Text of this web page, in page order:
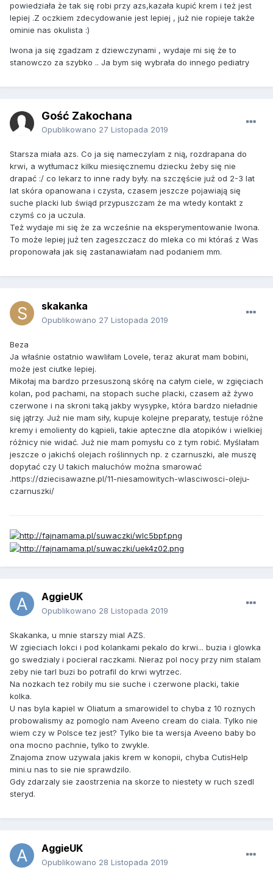
powiedziała że tak się robi przy azs,kazała kupić krem i też jest
lepiej .Z oczkiem zdecydowanie jest lepiej , już nie ropieje także
ominie nas okulista :)
Iwona ja się zgadzam z dziewczynami , wydaje mi się że to
stanowczo za szybko .. Ja bym się wybrała do innego pediatry
Gość Zakochana
Opublikowano 27 Listopada 2019
Starsza miała azs. Co ja się nameczylam z nią, rozdrapana do
krwi, a wytłumacz kilku miesięcznemu dziecku żeby się nie
drapać :/ co lekarz to inne rady były. na szczęście już od 2-3 lat
lat skóra opanowana i czysta, czasem jeszcze pojawiają się
suche placki lub świąd przypuszczam że ma wtedy kontakt z
czymś co ja uczula.
Też wydaje mi się że za wcześnie na eksperymentowanie Iwona.
To może lepiej już ten zageszczacz do mleka co mi któraś z Was
proponowała jak się zastanawiałam nad podaniem mm.
skakanka
Opublikowano 27 Listopada 2019
Beza
Ja właśnie ostatnio wawliłam Lovele, teraz akurat mam bobini,
może jest ciutke lepiej.
Mikołaj ma bardzo przesuszoną skórę na całym ciele, w zgięciach
kolan, pod pachami, na stopach suche placki, czasem aż żywo
czerwone i na skroni taką jakby wysypke, która bardzo nieładnie
się jątrzy. Już nie mam siły, kupuje kolejne preparaty, testuje różne
kremy i emolienty do kąpieli, takie apteczne dla atopików i wielkiej
różnicy nie widać. Już nie mam pomysłu co z tym robić. Myślałam
jeszcze o jakichś olejach roślinnych np. z czarnuszki, ale muszę
dopytać czy U takich maluchów można smarować
.https://dziecisawazne.pl/11-niesamowitych-wlasciwosci-oleju-
czarnuszki/
AggieUK
Opublikowano 28 Listopada 2019
Skakanka, u mnie starszy mial AZS.
W zgieciach lokci i pod kolankami pekalo do krwi... buzia i glowka
go swedzialy i pocieral raczkami. Nieraz pol nocy przy nim stalam
zeby nie tarl buzi bo potrafil do krwi wytrzec.
Na nozkach tez robily mu sie suche i czerwone placki, takie
kolka.
U nas byla kapiel w Oliatum a smarowidel to chyba z 10 roznych
probowalismy az pomoglo nam Aveeno cream do ciala. Tylko nie
wiem czy w Polsce tez jest? Tylko bie ta wersja Aveeno baby bo
ona mocno pachnie, tylko to zwykle.
Znajoma znow uzywala jakis krem w konopii, chyba CutisHelp
mini.u nas to sie nie sprawdzilo.
Gdy zdarzaly sie zaostrzenia na skorze to niestety w ruch szedl
steryd.
AggieUK
Opublikowano 28 Listopada 2019